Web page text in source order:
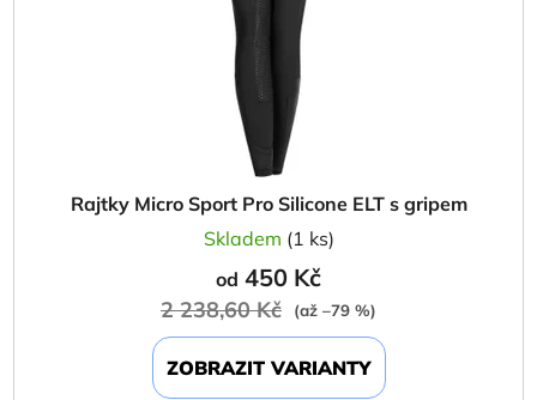
Rajtky Micro Sport Pro Silicone ELT s gripem
Skladem (1 ks)
od 450 Kč
2 238,60 Kč (až –79 %)
ZOBRAZIT VARIANTY